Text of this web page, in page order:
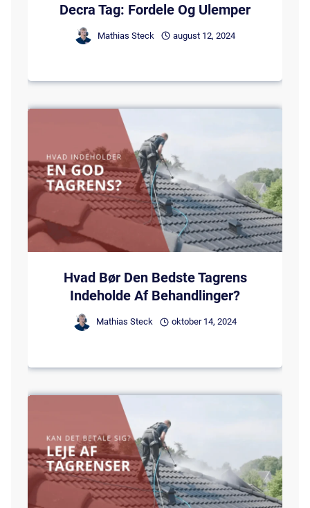
Decra Tag: Fordele Og Ulemper
Mathias Steck august 12, 2024
Hvad Bør Den Bedste Tagrens
Indeholde Af Behandlinger?
Mathias Steck oktober 14, 2024